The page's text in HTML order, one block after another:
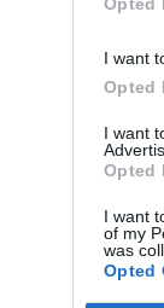
I want
Opted
I want
Opted
I want
of my
was
Opted
megy a
több oldal is